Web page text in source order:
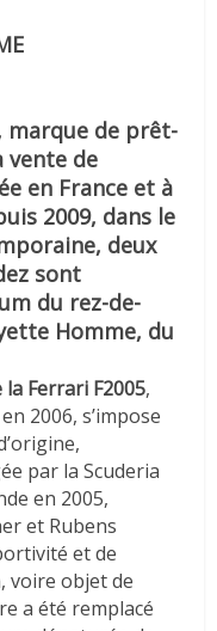
marque de prêt-
vente de
en France et à
2009, dans le
deux
sont
du rez-de-
Homme, du
Ferrari F2005,
2006, s’impose
par la Scuderia
en 2005,
et Rubens
et de
voire objet de
a été remplacé